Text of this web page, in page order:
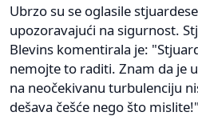
Ubrzo su se oglasile
upozoravajući na sigurnost.
Blevins komentirala je:
nemojte to raditi. Znam da je
na neočekivanu turbulenciju
dešava češće nego što